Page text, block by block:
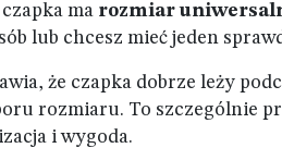
ma rozmiar
lub chcesz mieć jeden
że czapka dobrze leży
rozmiaru. To szczególnie
i wygoda.